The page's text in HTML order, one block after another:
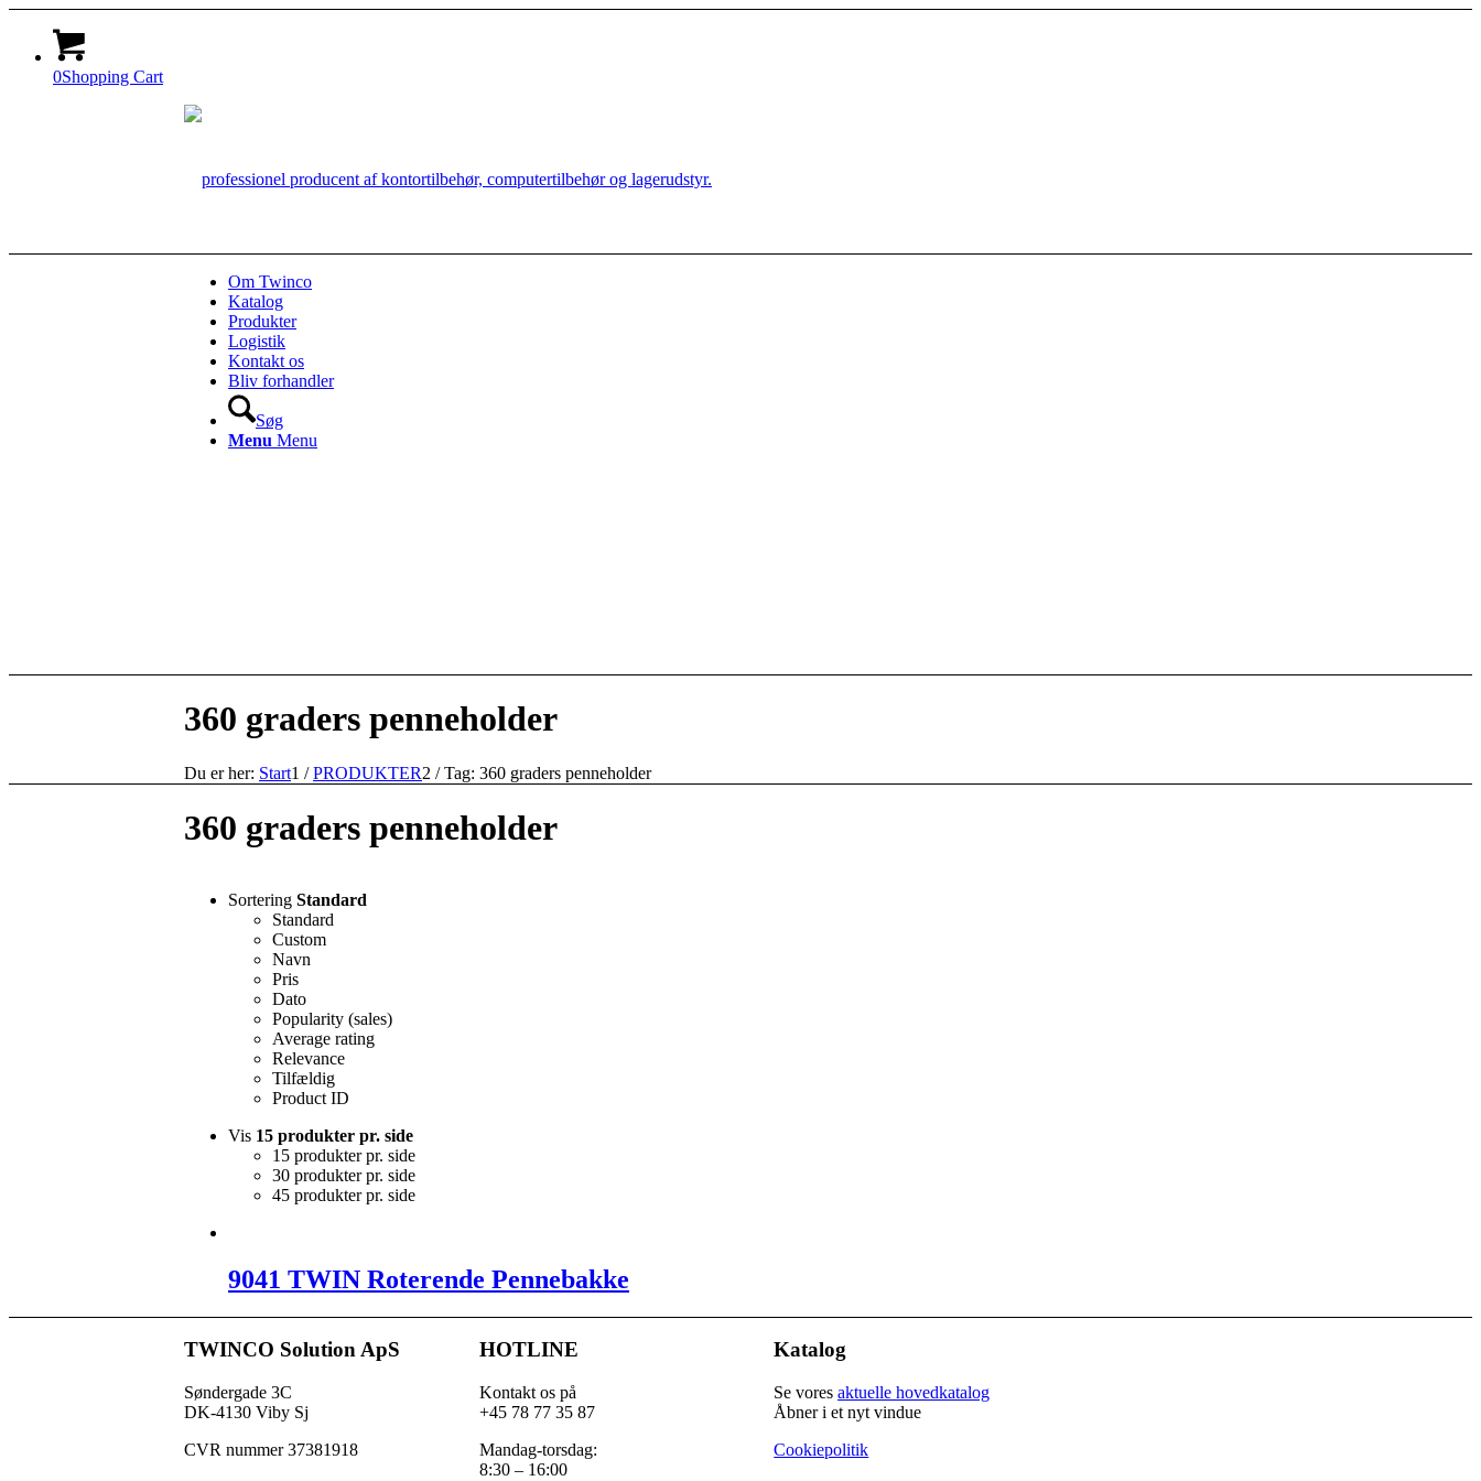
0Shopping Cart
Om Twinco
Katalog
Produkter
Logistik
Kontakt os
Bliv forhandler
Søg
Menu Menu
360 graders penneholder
Du er her: Start1 / PRODUKTER2 / Tag: 360 graders penneholder
360 graders penneholder
Sortering Standard
Standard
Custom
Navn
Pris
Dato
Popularity (sales)
Average rating
Relevance
Tilfældig
Product ID
Vis 15 produkter pr. side
15 produkter pr. side
30 produkter pr. side
45 produkter pr. side
9041 TWIN Roterende Pennebakke
TWINCO Solution ApS
Søndergade 3C
DK-4130 Viby Sj
CVR nummer 37381918
HOTLINE
Kontakt os på
+45 78 77 35 87
Mandag-torsdag:
8:30 – 16:00
Katalog
Se voresaktuelle hovedkatalog
Åbner i et nyt vindue
Cookiepolitik